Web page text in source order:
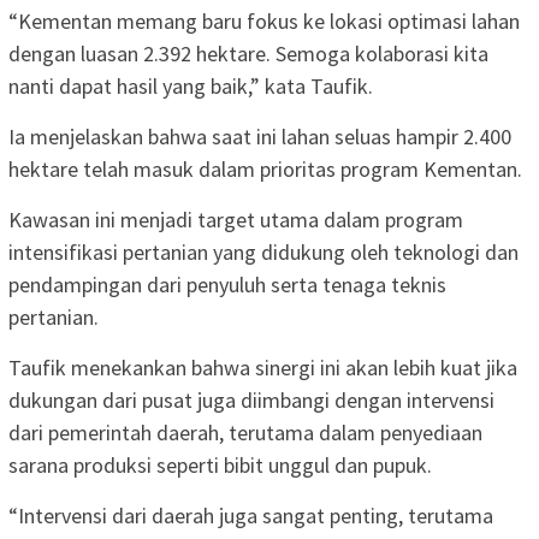
“Kementan memang baru fokus ke lokasi optimasi lahan
dengan luasan 2.392 hektare. Semoga kolaborasi kita
nanti dapat hasil yang baik,” kata Taufik.
Ia menjelaskan bahwa saat ini lahan seluas hampir 2.400
hektare telah masuk dalam prioritas program Kementan.
Kawasan ini menjadi target utama dalam program
intensifikasi pertanian yang didukung oleh teknologi dan
pendampingan dari penyuluh serta tenaga teknis
pertanian.
Taufik menekankan bahwa sinergi ini akan lebih kuat jika
dukungan dari pusat juga diimbangi dengan intervensi
dari pemerintah daerah, terutama dalam penyediaan
sarana produksi seperti bibit unggul dan pupuk.
“Intervensi dari daerah juga sangat penting, terutama